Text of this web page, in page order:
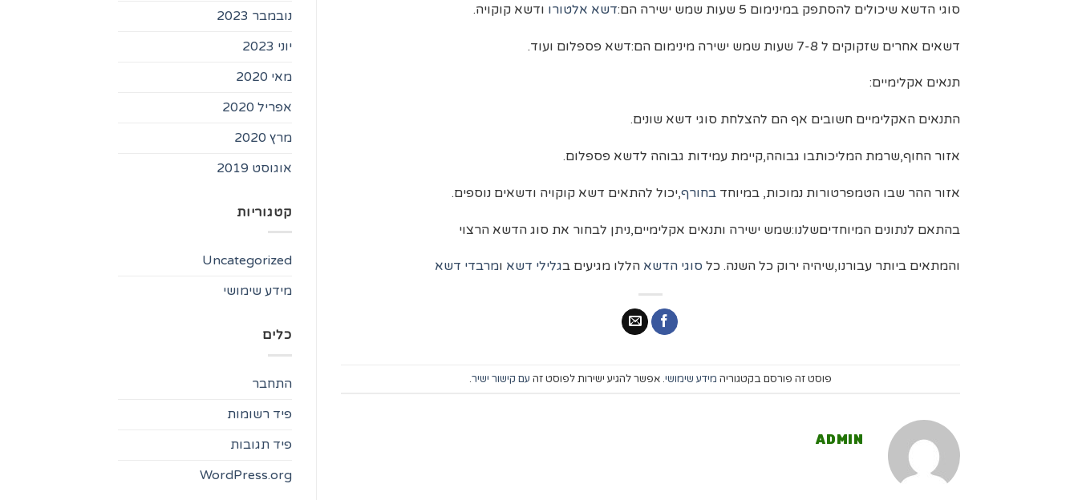
סוגי הדשא שיכולים להסתפק במינימום 5 שעות שמש ישירה הם: דשא אלטורו ודשא קוקויה.
דשאים אחרים שזקוקים ל 7-8 שעות שמש ישירה מינימום הם:דשא פספלום ועוד.
תנאים אקלימיים:
התנאים האקלימיים חשובים אף הם להצלחת סוגי דשא שונים.
אזור החוף,שרמת המליכותבו גבוהה,קיימת עמידות גבוהה לדשא פספלום.
אזור ההר שבו הטמפרטורות נמוכות, במיוחד בחורף,יכול להתאים דשא קוקויה ודשאים נוספים.
בהתאם לנתונים המיוחדיםשלנו:שמש ישירה ותנאים אקלימיים,ניתן לבחור את סוג הדשא הרצוי
והמתאים ביותר עבורנו,שיהיה ירוק כל השנה. כל סוגי הדשא הללו מגיעים בגלילי דשא ומרבדי דשא
פוסט זה פורסם בקטגוריה מידע שימושי. אפשר להגיע ישירות לפוסט זה עם קישור ישיר.
ADMIN
נובמבר 2023
יוני 2023
מאי 2020
אפריל 2020
מרץ 2020
אוגוסט 2019
קטגוריות
Uncategorized
מידע שימושי
כלים
התחבר
פיד רשומות
פיד תגובות
WordPress.org